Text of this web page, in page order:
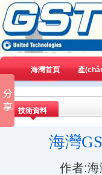
海灣首頁 產
技術資料
海灣
作者: